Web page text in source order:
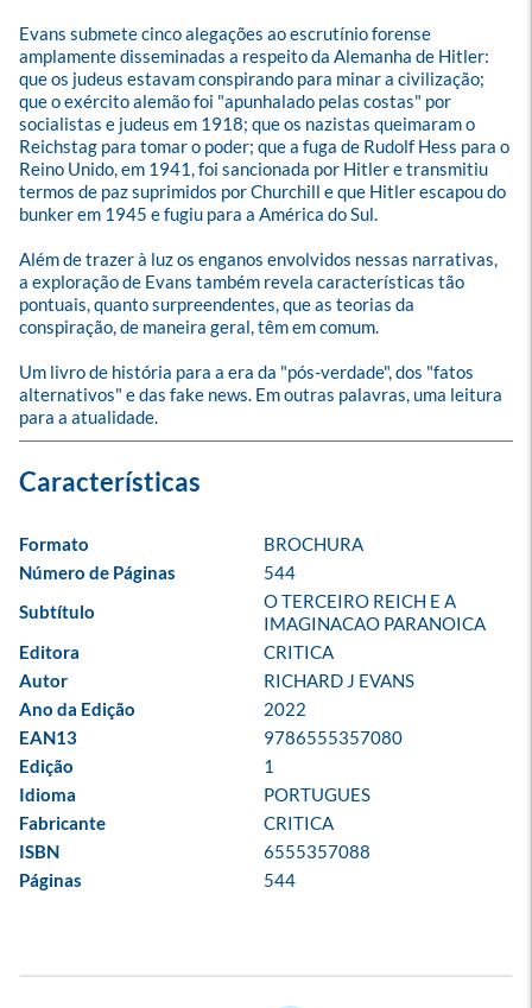
Evans submete cinco alegações ao escrutínio forense
amplamente disseminadas a respeito da Alemanha de Hitler:
que os judeus estavam conspirando para minar a civilização;
que o exército alemão foi "apunhalado pelas costas" por
socialistas e judeus em 1918; que os nazistas queimaram o
Reichstag para tomar o poder; que a fuga de Rudolf Hess para o
Reino Unido, em 1941, foi sancionada por Hitler e transmitiu
termos de paz suprimidos por Churchill e que Hitler escapou do
bunker em 1945 e fugiu para a América do Sul.
Além de trazer à luz os enganos envolvidos nessas narrativas,
a exploração de Evans também revela características tão
pontuais, quanto surpreendentes, que as teorias da
conspiração, de maneira geral, têm em comum.
Um livro de história para a era da "pós-verdade", dos "fatos
alternativos" e das fake news. Em outras palavras, uma leitura
para a atualidade.
Formato
BROCHURA
Número de Páginas
544
Subtítulo
O TERCEIRO REICH E A
IMAGINACAO PARANOICA
Editora
CRITICA
Autor
RICHARD J EVANS
Ano da Edição
2022
EAN13
9786555357080
Edição
1
Idioma
PORTUGUES
Fabricante
CRITICA
ISBN
6555357088
Páginas
544